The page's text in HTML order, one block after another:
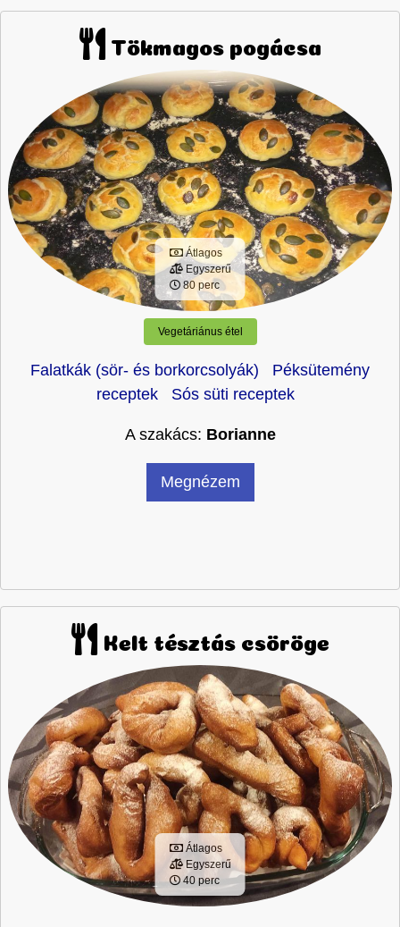
Tökmagos pogácsa
Átlagos
Egyszerű
80 perc
Vegetáriánus étel
Falatkák (sör- és borkorcsolyák)
Péksütemény
receptek
Sós süti receptek
A szakács: Borianne
Megnézem
Kelt tésztás csöröge
Átlagos
Egyszerű
40 perc